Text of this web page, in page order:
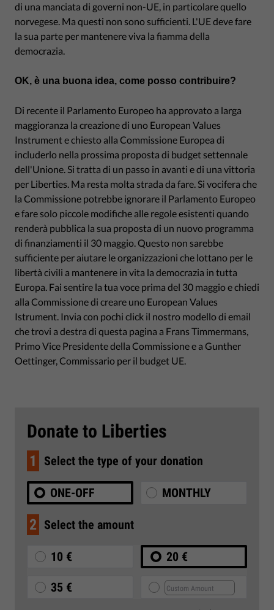
di una manciata di governi non-UE, in particolare quello
norvegese. Ma questi non sono sufficienti. L'UE deve fare
la sua parte per mantenere viva la fiamma della
democrazia.
OK, è una buona idea, come posso contribuire?
Di recente il Parlamento Europeo ha approvato a larga
maggioranza la creazione di uno European Values
Instrument e chiesto alla Commissione Europea di
includerlo nella prossima proposta di budget settennale
dell'Unione. Si tratta di un passo in avanti e di una vittoria
per Liberties. Ma resta molta strada da fare. Si vocifera che
la Commissione potrebbe ignorare il Parlamento Europeo
e fare solo piccole modifiche alle regole esistenti quando
renderà pubblica la sua proposta di un nuovo programma
di finanziamenti il 30 maggio. Questo non sarebbe
sufficiente per aiutare le organizzazioni che lottano per le
libertà civili a mantenere in vita la democrazia in tutta
Europa. Fai sentire la tua voce prima del 30 maggio e chiedi
alla Commissione di creare uno European Values
Istrument. Invia con pochi click il nostro modello di email
che trovi a destra di questa pagina a Frans Timmermans,
Primo Vice Presidente della Commissione e a Gunther
Oettinger, Commissario per il budget UE.
Donate to Liberties
1 Select the type of your donation
ONE-OFF MONTHLY
2 Select the amount
10 € 20 €
35 €